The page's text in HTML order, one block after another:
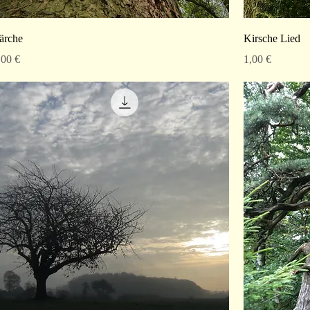
€
Kirsche Lied
Preis
1,00 €